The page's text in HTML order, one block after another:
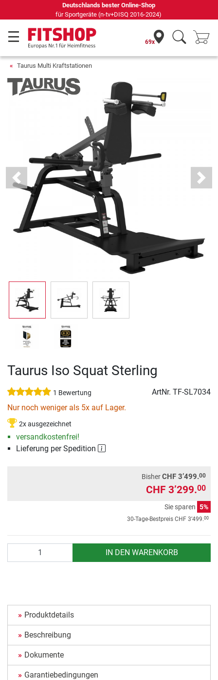
Seit 42 Jahren Ihr Experte für Heimfitness
69x
Taurus Multi Kraftstationen
Previous Next
Taurus Iso Squat Sterling
1 Bewertung ArtNr. TF-SL7034
Nur noch weniger als 5x auf Lager.
2x ausgezeichnet
versandkostenfrei!
Lieferung per Spedition
BisherCHF 3’499.00
CHF 3’299.00
Sie sparen 5%
30-Tage-Bestpreis CHF 3’499.00
IN DEN WARENKORB
Produktdetails
Beschreibung
Dokumente
Garantiebedingungen